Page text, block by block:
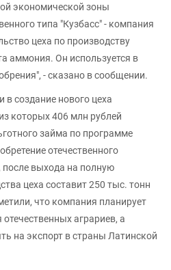
экономической зоны
типа "Кузбасс" - компания
цеха по производству
аммония. Он используется в
- сказано в сообщении.
в создание нового цеха
которых 406 млн рублей
займа по программе
отечественного
после выхода на полную
цеха составит 250 тыс. тонн
что компания планирует
аграриев, а
на экспорт в страны Латинской